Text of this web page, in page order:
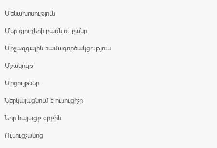
Մենախոսություն
Մեր գյուղերի բառն ու բանը
Միջազգային համագործակցություն
Մշակույթ
Մրցույթներ
Ներկայացնում է ուսուցիչը
Նոր հայացք գրքին
Ուսուցչանոց